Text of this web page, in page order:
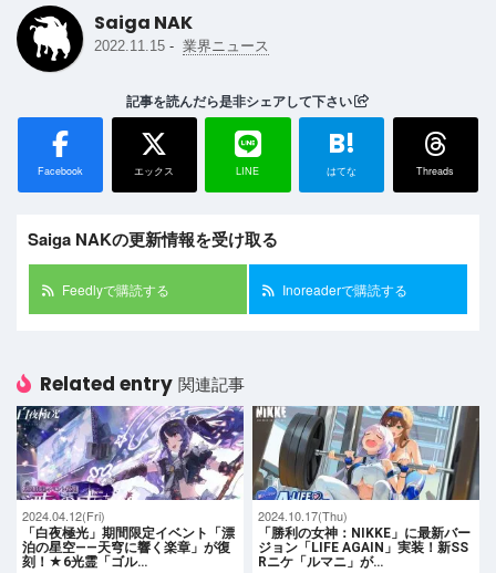
Saiga NAK
2022.11.15 - 業界ニュース
記事を読んだら是非シェアして下さい
Facebook エックス LINE
B!
はてな Threads
Saiga NAKの更新情報を受け取る
Feedlyで購読する Inoreaderで購読する
Related entry 関連記事
2024.04.12(Fri)
「⽩夜極光」期間限定イベント「漂
泊の星空――天穹に響く楽章」が復
刻！★6光霊「ゴル…
2024.10.17(Thu)
「勝利の女神：NIKKE」に最新バー
ジョン「LIFE AGAIN」実装！新SS
Rニケ「ルマニ」が…